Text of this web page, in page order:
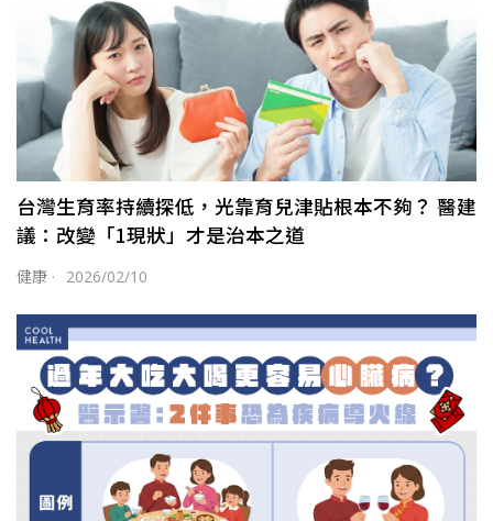
台灣生育率持續探低，光靠育兒津貼根本不夠？ 醫建
議：改變「1現狀」才是治本之道
健康 · 2026/02/10